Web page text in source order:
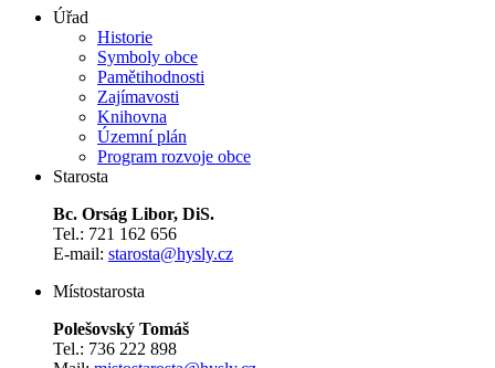
Úřad
Historie
Symboly obce
Pamětihodnosti
Zajímavosti
Knihovna
Územní plán
Program rozvoje obce
Starosta
Bc. Orság Libor, DiS.
Tel.: 721 162 656
E-mail: starosta@hysly.cz
​​​​​​​Místostarosta
Polešovský Tomáš
Tel.: 736 222 898